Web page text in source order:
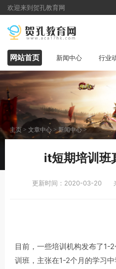
欢迎来到贺孔教育网
网站首页 新闻中心 行业
主页 > 文章中心 >新闻中心>
it短期培训班
更新时间：2020-03-20
目前，一些培训机构发布了1-
训班，主张在1-2个月的学习